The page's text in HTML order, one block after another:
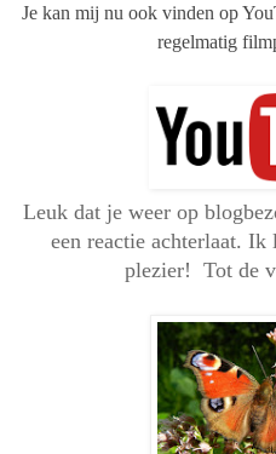
Je kan mij nu ook vinden op
regelmatig
Leuk dat je weer op
een reactie achterlaat. Ik
plezier! Tot de